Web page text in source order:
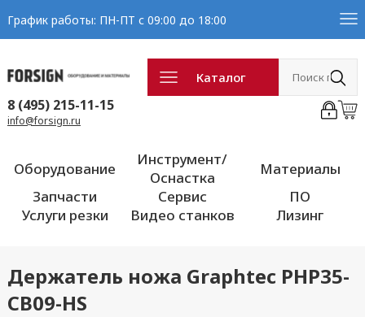
График работы: ПН-ПТ с 09:00 до 18:00
Каталог
8 (495) 215-11-15
info@forsign.ru
Оборудование
Инструмент/
Оснастка
Материалы
Запчасти
Сервис
ПО
Услуги резки
Видео станков Лизинг
Держатель ножа Graphtec PHP35-
CB09-HS